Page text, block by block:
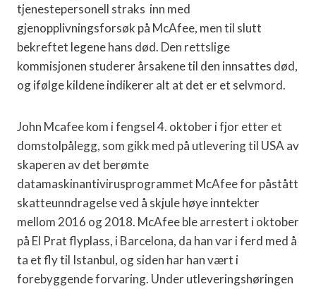
tjenestepersonell straks inn med
gjenopplivningsforsøk på McAfee, men til slutt
bekreftet legene hans død. Den rettslige
kommisjonen studerer årsakene til den innsattes død,
og ifølge kildene indikerer alt at det er et selvmord.
John Mcafee kom i fengsel 4. oktober i fjor etter et
domstolpålegg, som gikk med på utlevering til USA av
skaperen av det berømte
datamaskinantivirusprogrammet McAfee for påstått
skatteunndragelse ved å skjule høye inntekter
mellom 2016 og 2018. McAfee ble arrestert i oktober
på El Prat flyplass, i Barcelona, ​​da han var i ferd med å
ta et fly til Istanbul, og siden har han vært i
forebyggende forvaring. Under utleveringshøringen